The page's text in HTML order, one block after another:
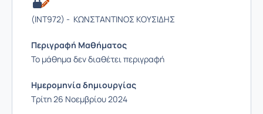
(INT972) - ΚΩΝΣΤΑΝΤΙΝΟΣ ΚΟΥΣΙΔΗΣ
Περιγραφή Μαθήματος
Το μάθημα δεν διαθέτει περιγραφή
Ημερομηνία δημιουργίας
Τρίτη 26 Νοεμβρίου 2024